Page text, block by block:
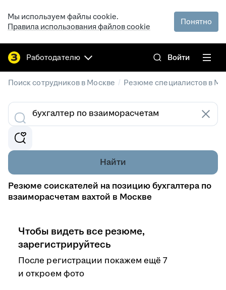
Мы используем файлы cookie.
Правила использования файлов cookie
Понятно
Работодателю Войти
Поиск сотрудников в Москве / Резюме специалистов в
Найти
Резюме соискателей на позицию бухгалтера по
взаиморасчетам вахтой в Москве
Чтобы видеть все резюме,
зарегистрируйтесь
После регистрации покажем ещё 7
и откроем фото